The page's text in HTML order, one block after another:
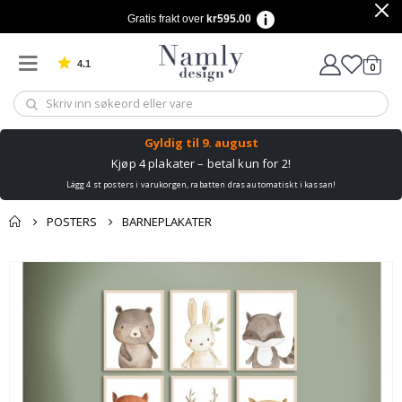
Gratis frakt over kr595.00
4.1 Basert på 1029 stemmer 0varer
Gyldig til 9. august
Kjøp 4 plakater – betal kun for 2!
Lägg 4 st posters i varukorgen, rabatten dras automatiskt i kassan!
POSTERS BARNEPLAKATER
Andre kjøpte
produkter